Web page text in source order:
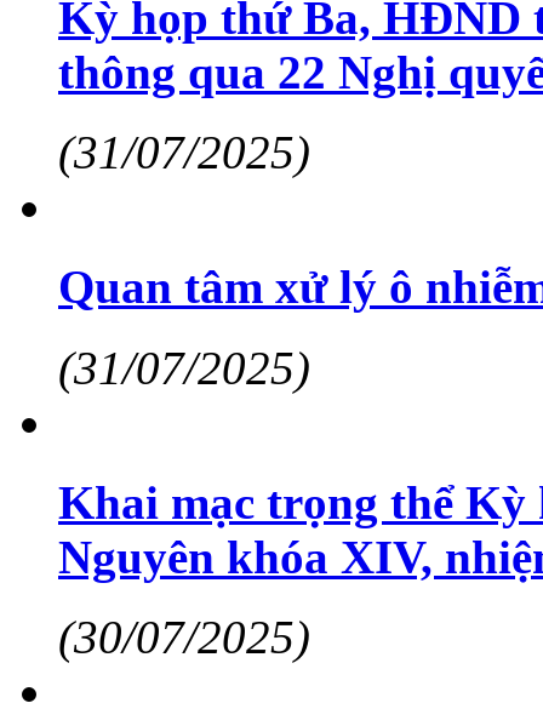
Kỳ họp thứ Ba, HĐND
thông qua 22 Nghị
(31/07/2025)
Quan tâm xử lý ô
(31/07/2025)
Khai mạc trọng thể
Nguyên khóa XIV,
(30/07/2025)